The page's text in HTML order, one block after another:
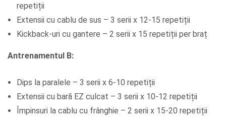
repetiții
Extensii cu cablu de sus – 3 serii x 12-15 repetiții
Kickback-uri cu gantere – 2 serii x 15 repetiții per braț
Antrenamentul B:
Dips la paralele – 3 serii x 6-10 repetiții
Extensii cu bară EZ culcat – 3 serii x 10-12 repetiții
Împinsuri la cablu cu frânghie – 2 serii x 15-20 repetiții